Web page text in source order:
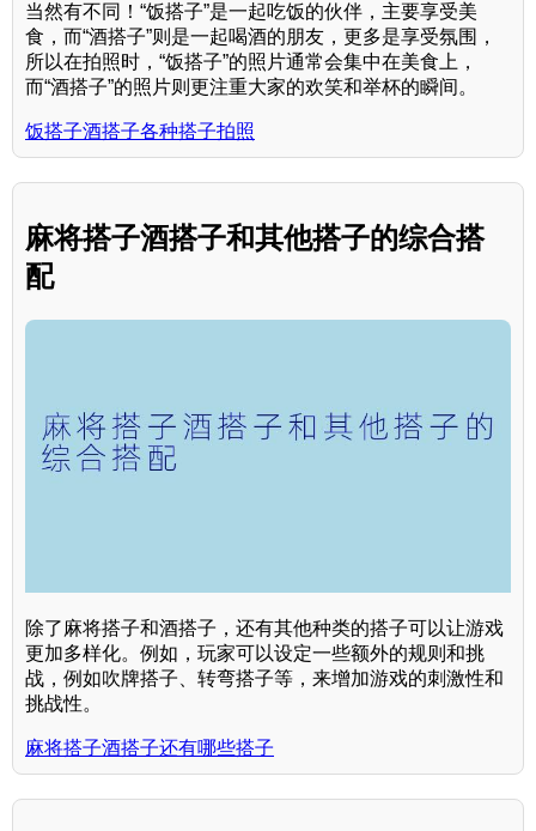
当然有不同！“饭搭子”是一起吃饭的伙伴，主要享受美
食，而“酒搭子”则是一起喝酒的朋友，更多是享受氛围，
所以在拍照时，“饭搭子”的照片通常会集中在美食上，
而“酒搭子”的照片则更注重大家的欢笑和举杯的瞬间。
饭搭子酒搭子各种搭子拍照
麻将搭子酒搭子和其他搭子的综合搭
配
除了麻将搭子和酒搭子，还有其他种类的搭子可以让游戏
更加多样化。例如，玩家可以设定一些额外的规则和挑
战，例如吹牌搭子、转弯搭子等，来增加游戏的刺激性和
挑战性。
麻将搭子酒搭子还有哪些搭子